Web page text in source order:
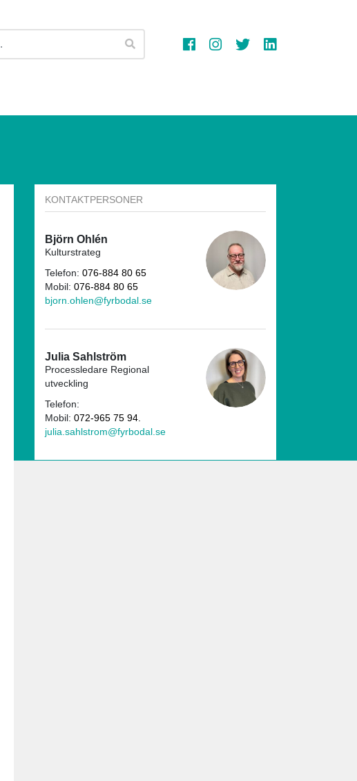
KONTAKTPERSONER
Björn Ohlén
Kulturstrateg
Telefon: 076-884 80 65
Mobil: 076-884 80 65
bjorn.ohlen@fyrbodal.se
Julia Sahlström
Processledare Regional
utveckling
Telefon:
Mobil: 072-965 75 94.
julia.sahlstrom@fyrbodal.se